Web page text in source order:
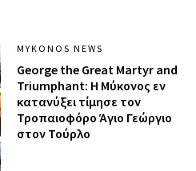
MYKONOS NEWS
George the Great Martyr and
Triumphant: Η Μύκονος εν
κατανύξει τίμησε τον
Τροπαιοφόρο Άγιο Γεώργιο
στον Τούρλο